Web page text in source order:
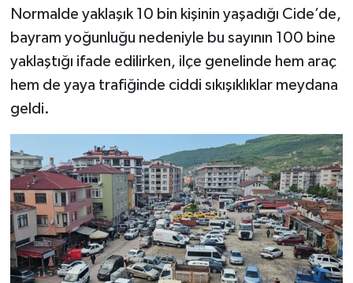
Normalde yaklaşık 10 bin kişinin yaşadığı Cide’de,
bayram yoğunluğu nedeniyle bu sayının 100 bine
yaklaştığı ifade edilirken, ilçe genelinde hem araç
hem de yaya trafiğinde ciddi sıkışıklıklar meydana
geldi.
Seydiler Haberleri
Taşköprü Haberleri
Karadeniz Haberleri
Ulusal Haberler
Teknoloji Haberleri
Siyaset Haberleri